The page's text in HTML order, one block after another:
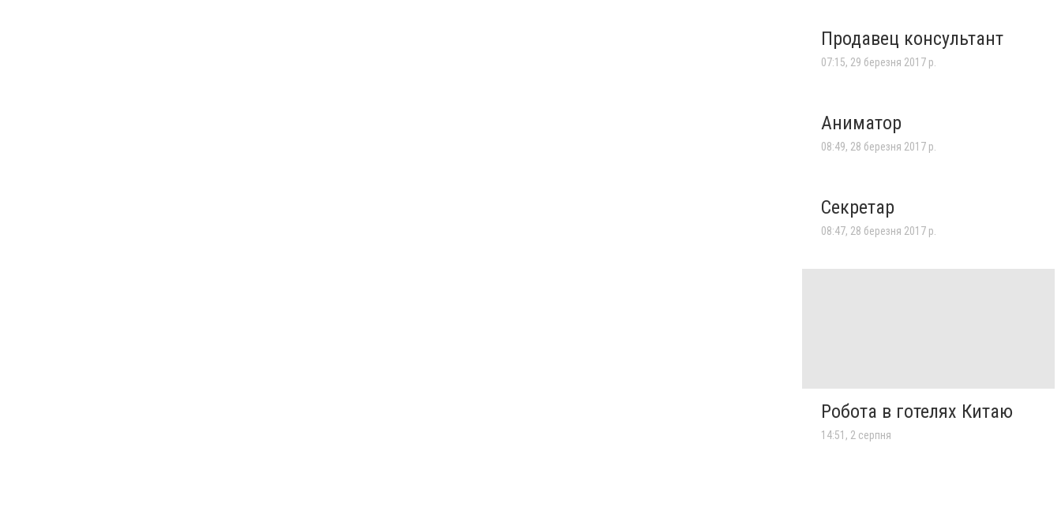
Продавец консультант
07:15, 29 березня 2017 р.
Аниматор
08:49, 28 березня 2017 р.
Секретар
08:47, 28 березня 2017 р.
Робота в готелях Китаю
14:51, 2 серпня